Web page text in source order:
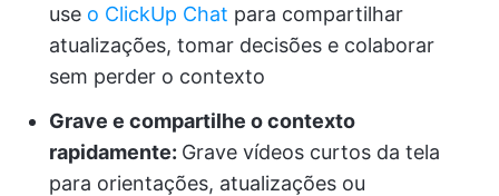
use o ClickUp Chat para compartilhar
atualizações, tomar decisões e colaborar
sem perder o contexto
Grave e compartilhe o contexto
rapidamente: Grave vídeos curtos da tela
para orientações, atualizações ou